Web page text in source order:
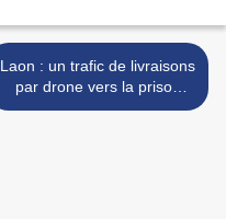
Laon : un trafic de livraisons
par drone vers la prison
démantelé par la police >